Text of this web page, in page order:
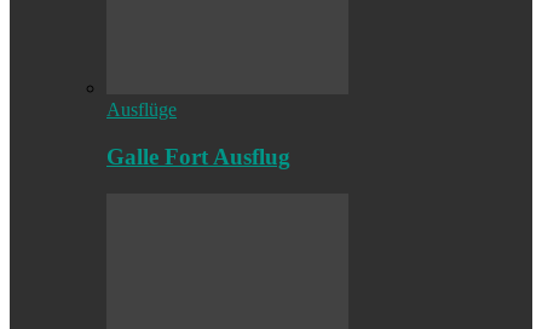
Ausflüge
Galle Fort Ausflug